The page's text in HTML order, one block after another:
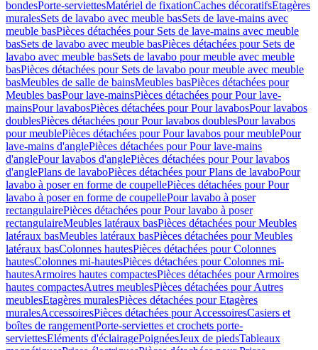
bondesPorte-serviettesMatériel de fixationCaches décoratifsEtagères
muralesSets de lavabo avec meuble basSets de lave-mains avec
meuble basPièces détachées pour Sets de lave-mains avec meuble
basSets de lavabo avec meuble basPièces détachées pour Sets de
lavabo avec meuble basSets de lavabo pour meuble avec meuble
basPièces détachées pour Sets de lavabo pour meuble avec meuble
basMeubles de salle de bainsMeubles basPièces détachées pour
Meubles basPour lave-mainsPièces détachées pour Pour lave-
mainsPour lavabosPièces détachées pour Pour lavabosPour lavabos
doublesPièces détachées pour Pour lavabos doublesPour lavabos
pour meublePièces détachées pour Pour lavabos pour meublePour
lave-mains d'anglePièces détachées pour Pour lave-mains
d'anglePour lavabos d'anglePièces détachées pour Pour lavabos
d'anglePlans de lavaboPièces détachées pour Plans de lavaboPour
lavabo à poser en forme de coupellePièces détachées pour Pour
lavabo à poser en forme de coupellePour lavabo à poser
rectangulairePièces détachées pour Pour lavabo à poser
rectangulaireMeubles latéraux basPièces détachées pour Meubles
latéraux basMeubles latéraux basPièces détachées pour Meubles
latéraux basColonnes hautesPièces détachées pour Colonnes
hautesColonnes mi-hautesPièces détachées pour Colonnes mi-
hautesArmoires hautes compactesPièces détachées pour Armoires
hautes compactesAutres meublesPièces détachées pour Autres
meublesEtagères muralesPièces détachées pour Etagères
muralesAccessoiresPièces détachées pour AccessoiresCasiers et
boîtes de rangementPorte-serviettes et crochets porte-
serviettesEléments d'éclairagePoignéesJeux de piedsTableaux